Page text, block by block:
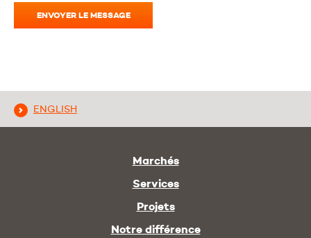
ENVOYER LE MESSAGE
ENGLISH
Marchés
Services
Projets
Notre différence